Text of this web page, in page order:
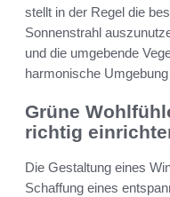
stellt in der Regel die
Sonnenstrahl
und die umgebende
harmonische
Grüne
richtig
Die Gestaltung eines
Schaffung eines